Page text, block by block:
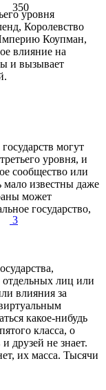
уровня
Королевство
Коупман,
влияние на
и вызывает
могут
уровня, и
сообщество или
известны даже
может
государство,
отдельных лиц или
влияния за
какое-нибудь
класса, о
друзей не знает.
их масса. Тысячи
350
3